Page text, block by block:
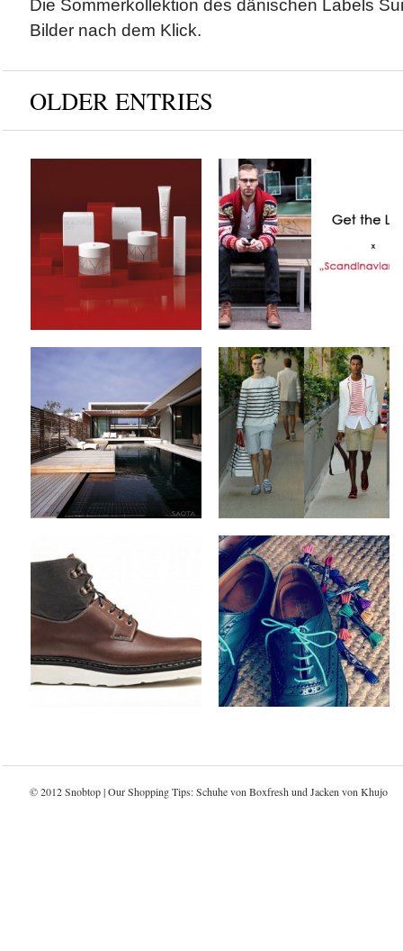
Die Sommerkollektion des dänischen Labels
Bilder nach dem Klick.
OLDER ENTRIES
Beauty Brand x MYE
KOSMETIK
onSep 20, 2012
Keine Kommentare
Get The Look x
Scandinavian Jack
bySNOBTOPonSep 18, 2012
The Voelklip House
bySNOBTOPonSep 13, 2012
Keine Kommentare
Tommy Hilfiger x
Spring/Summer 2013
Collection
bySNOBTOP onSep 12, 2012
2 Kommentare
Ateliers Heschung x
Fall/Winter 2012
Footwear Collection
bySNOBTOPonSep 9, 2012
Keine Kommentare
Steve & Co x Benjo’s
Shoe Laces
SNOBTOPon Sep 6, 2012
Keine Kommentare
© 2012 Snobtop | Our Shopping Tips: Schuhe von Boxfresh und Jacken von Khujo